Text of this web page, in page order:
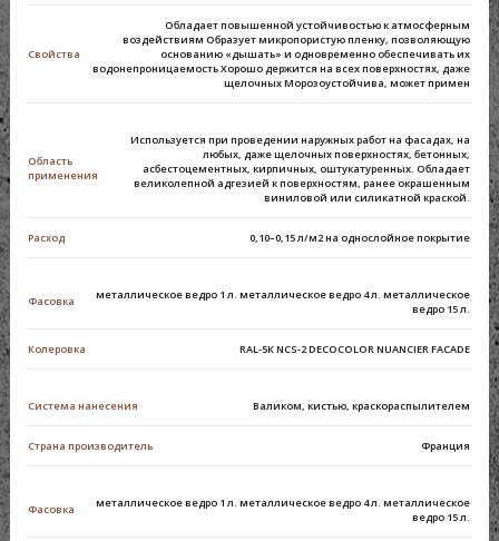
Свойства
Обладает повышенной устойчивостью к атмосферным
воздействиям Образует микропористую пленку, позволяющую
основанию «дышать» и одновременно обеспечивать их
водонепроницаемость Хорошо держится на всех поверхностях, даже
щелочных Морозоустойчива, может примен
Область
применения
Используется при проведении наружных работ на фасадах, на
любых, даже щелочных поверхностях, бетонных,
асбестоцементных, кирпичных, оштукатуренных. Обладает
великолепной адгезией к поверхностям, ранее окрашенным
виниловой или силикатной краской.
Расход 0,10–0,15 л/м2 на однослойное покрытие
Фасовка
металлическое ведро 1 л. металлическое ведро 4 л. металлическое
ведро 15 л.
Колеровка RAL-5К NCS-2 DECOCOLOR NUANCIER FACADE
Система нанесения Валиком, кистью, краскораспылителем
Страна производитель Франция
Фасовка
металлическое ведро 1 л. металлическое ведро 4 л. металлическое
ведро 15 л.